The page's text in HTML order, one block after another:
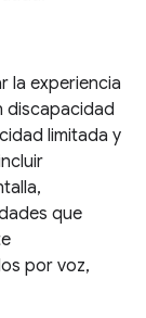
la experiencia
discapacidad
limitada y
que
por voz,